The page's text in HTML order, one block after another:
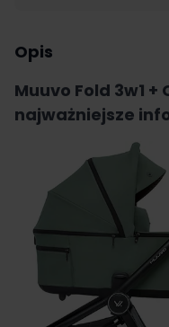
Opis
Muuvo Fold 3w1
najważniejsze